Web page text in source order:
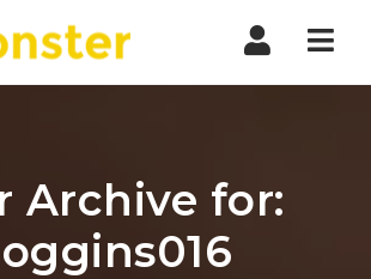
Archive for: